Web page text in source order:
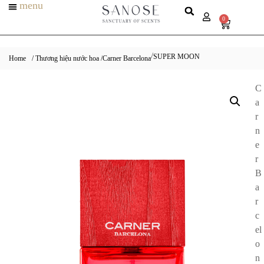
menu
0
Home / Thương hiệu nước hoa /Carner Barcelona/SUPER MOON
C
a
r
n
e
r
B
a
r
c
el
o
n